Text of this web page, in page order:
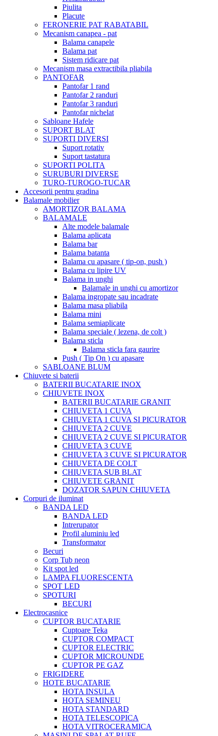
Piulita
Placute
FERONERIE PAT RABATABIL
Mecanism canapea - pat
Balama canapele
Balama pat
Sistem ridicare pat
Mecanism masa extractibila pliabila
PANTOFAR
Pantofar 1 rand
Pantofar 2 randuri
Pantofar 3 randuri
Pantofar nichelat
Sabloane Hafele
SUPORT BLAT
SUPORTI DIVERSI
Suport rotativ
Suport tastatura
SUPORTI POLITA
SURUBURI DIVERSE
TURO-TUROGO-TUCAR
Accesorii pentru gradina
Balamale mobilier
AMORTIZOR BALAMA
BALAMALE
Alte modele balamale
Balama aplicata
Balama bar
Balama batanta
Balama cu apasare ( tip-on, push )
Balama cu lipire UV
Balama in unghi
Balamale in unghi cu amortizor
Balama ingropate sau incadrate
Balama masa pliabila
Balama mini
Balama semiaplicate
Balama speciale ( lezena, de colt )
Balama sticla
Balama sticla fara gaurire
Push ( Tip On ) cu apasare
SABLOANE BLUM
Chiuvete si baterii
BATERII BUCATARIE INOX
CHIUVETE INOX
BATERII BUCATARIE GRANIT
CHIUVETA 1 CUVA
CHIUVETA 1 CUVA SI PICURATOR
CHIUVETA 2 CUVE
CHIUVETA 2 CUVE SI PICURATOR
CHIUVETA 3 CUVE
CHIUVETA 3 CUVE SI PICURATOR
CHIUVETA DE COLT
CHIUVETA SUB BLAT
CHIUVETE GRANIT
DOZATOR SAPUN CHIUVETA
Corpuri de iluminat
BANDA LED
BANDA LED
Intrerupator
Profil aluminiu led
Transformator
Becuri
Corp Tub neon
Kit spot led
LAMPA FLUORESCENTA
SPOT LED
SPOTURI
BECURI
Electrocasnice
CUPTOR BUCATARIE
Cuptoare Teka
CUPTOR COMPACT
CUPTOR ELECTRIC
CUPTOR MICROUNDE
CUPTOR PE GAZ
FRIGIDERE
HOTE BUCATARIE
HOTA INSULA
HOTA SEMINEU
HOTA STANDARD
HOTA TELESCOPICA
HOTA VITROCERAMICA